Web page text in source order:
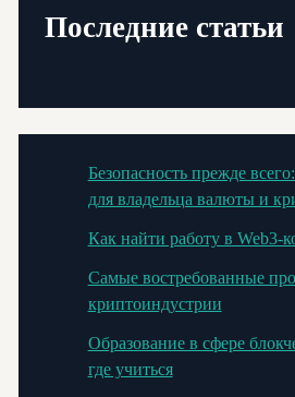
Последние статьи
Безопасность прежде
для владельца валюты и
Как найти работу в Web3-
Самые востребованные
криптоиндустрии
Образование в сфере
где учиться